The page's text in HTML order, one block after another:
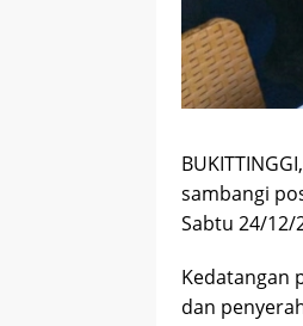
sambangi
Sabtu 24/12/
Kedatangan
dan